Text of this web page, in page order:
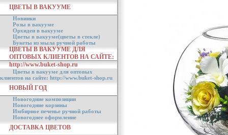
ЦВЕТЫ В ВАКУУМЕ
Новинки
Розы в вакууме
Орхидеи в вакууме
Цветы в вакууме(цветы в стекле)
Букеты из мыла ручной работы
ЦВЕТЫ В ВАКУУМЕ ДЛЯ
ОПТОВЫХ КЛИЕНТОВ НА САЙТЕ:
http://www.buket-shop.ru
Цветы в вакууме для оптовых
клиентов на сайте: http://www.buket-shop.ru
НОВЫЙ ГОД
Новогодние композиции
Новогодние корзины
Имбирное печенье ручной работы
Новогоднее оформление
ДОСТАВКА ЦВЕТОВ